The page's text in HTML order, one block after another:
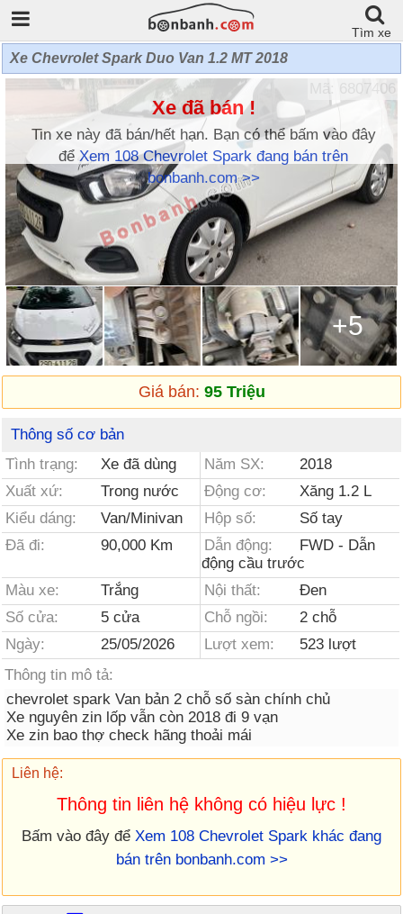
Tìm xe
Xe Chevrolet Spark Duo Van 1.2 MT 2018
Xe đã bán !
Tin xe này đã bán/hết hạn. Bạn có thể bấm vào đây
để Xem 108 Chevrolet Spark đang bán trên
bonbanh.com >>
Mã: 6807406
+5
Giá bán: 95 Triệu
Thông số cơ bản
Tình trạng:
Xe đã dùng Năm SX:
2018
Xuất xứ:
Trong nước Động cơ:
Xăng 1.2 L
Kiểu dáng:
Van/Minivan Hộp số:
Số tay
Đã đi:
90,000 Km Dẫn động:
FWD - Dẫn
động cầu trước
Màu xe:
Trắng Nội thất:
Đen
Số cửa:
5 cửa Chỗ ngồi:
2 chỗ
Ngày:
25/05/2026 Lượt xem:
523 lượt
Thông tin mô tả:
chevrolet spark Van bản 2 chỗ số sàn chính chủ
Xe nguyên zin lốp vẫn còn 2018 đi 9 vạn
Xe zin bao thợ check hãng thoải mái
Liên hệ:
Thông tin liên hệ không có hiệu lực !
Bấm vào đây để Xem 108 Chevrolet Spark khác đang
bán trên bonbanh.com >>